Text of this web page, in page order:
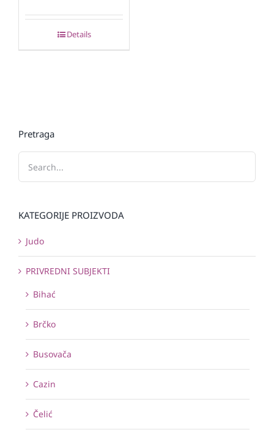
Details
Pretraga
KATEGORIJE PROIZVODA
Judo
PRIVREDNI SUBJEKTI
Bihać
Brčko
Busovača
Cazin
Čelić